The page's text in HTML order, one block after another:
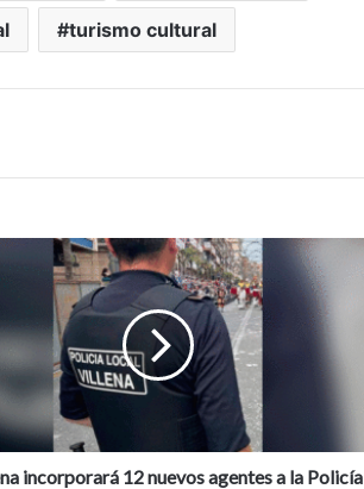
turismo cultural
incorporará 12 nuevos agentes a la Policía